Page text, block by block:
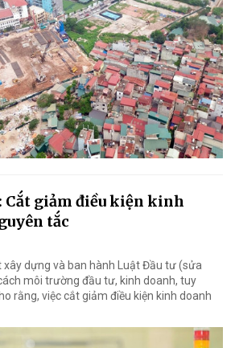
Cắt giảm điều kiện kinh
tắc
xây dựng và ban hành Luật Đầu tư (sửa
môi trường đầu tư, kinh doanh, tuy
rằng, việc cắt giảm điều kiện kinh doanh